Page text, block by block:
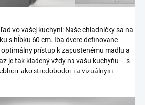
vo vašej kuchyni: Naše chladničky sa na
s hĺbku 60 cm. Iba dvere definovane
prístup k zapustenému madlu a
je tak kladený vždy na vašu kuchyňu – s
ako stredobodom a vizuálnym